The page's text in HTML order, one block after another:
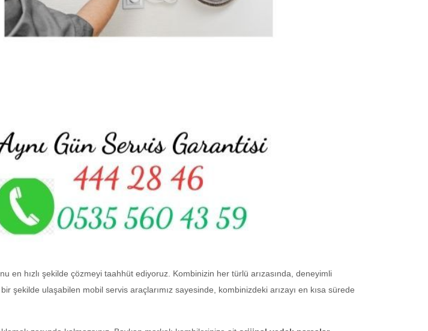
en hızlı şekilde çözmeyi taahhüt ediyoruz. Kombinizin her türlü arızasında, deneyimli
şekilde ulaşabilen mobil servis araçlarımız sayesinde, kombinizdeki arızayı en kısa sürede